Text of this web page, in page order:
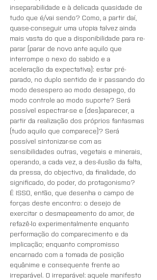
inseparabilidade e à delicada quasidade de
tudo que é/vai sendo? Como, a partir daí,
quase-conseguir uma utopia talvez ainda
mais vasta do que a disponibilidade para re-
parar (parar de novo ante aquilo que
interrompe o nexo do sabido e a
aceleração da expectativa): estar pré-
parado, no duplo sentido de ir passando do
modo desespero ao modo desapego, do
modo controle ao modo suporte? Será
possível espectrar-se e (des)aparecer, a
partir da realização dos próprios fantasmas
(tudo aquilo que comparece)? Será
possível sintonizar-se com as
sensibilidades outras, vegetais e minerais,
operando, a cada vez, a des-ilusão da falta,
da pressa, do objectivo, da finalidade, do
significado, do poder, do protagonismo?
É ISSO, então, que desenha o campo de
forças deste encontro: o desejo de
exercitar o desmapeamento do amor, de
refazê-lo experimentalmente enquanto
performação do comparecimento e da
implicação; enquanto compromisso
encarnado com a tomada de posição
equânime e consequente frente ao
irreparável. O irreparável: aquele manifesto